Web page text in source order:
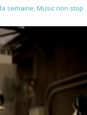
semaine,Music non stop